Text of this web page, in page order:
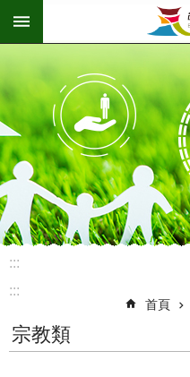
跳到主要內容區塊
:::
:::
首頁
宗教類